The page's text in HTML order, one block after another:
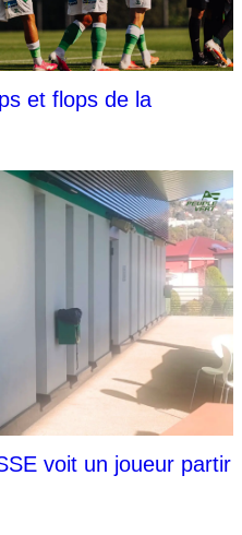
et flops de la
voit un joueur partir